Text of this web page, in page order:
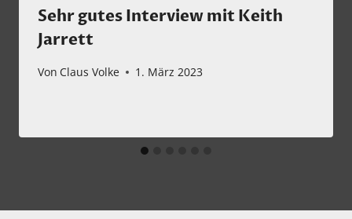
Sehr gutes Interview mit Keith
Jarrett
Von Claus Volke 1. März 2023